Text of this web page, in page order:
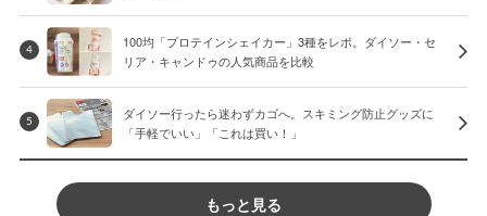
4
100均「プロテインシェイカー」3種をレポ。ダイソー・セ
リア・キャンドゥの人気商品を比較
5
ダイソー行ったら迷わずカゴへ。スキミング防止グッズに
「手軽でいい」「これは買い！」
もっと見る